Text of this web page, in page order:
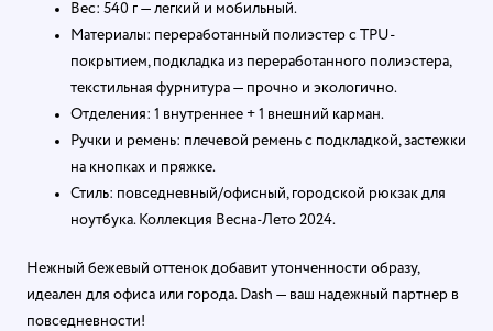
Вес: 540 г — легкий и мобильный.
Материалы: переработанный полиэстер с TPU-
покрытием, подкладка из переработанного полиэстера,
текстильная фурнитура — прочно и экологично.
Отделения: 1 внутреннее + 1 внешний карман.
Ручки и ремень: плечевой ремень с подкладкой, застежки
на кнопках и пряжке.
Стиль: повседневный/офисный, городской рюкзак для
ноутбука. Коллекция Весна-Лето 2024.
Нежный бежевый оттенок добавит утонченности образу,
идеален для офиса или города. Dash — ваш надежный партнер в
повседневности!